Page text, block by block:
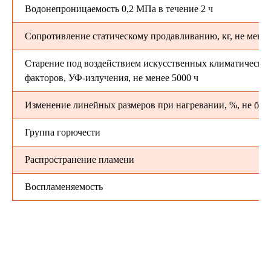
Водонепроницаемость 0,2 МПа в течение 2 ч
Сопротивление статическому продавливанию, кг, не менее
Старение под воздействием искусственных
факторов, УФ-излучения, не менее 5000 ч
Изменение линейных размеров при нагревании, %, не
Группа горючести
Распространение пламени
Воспламеняемость